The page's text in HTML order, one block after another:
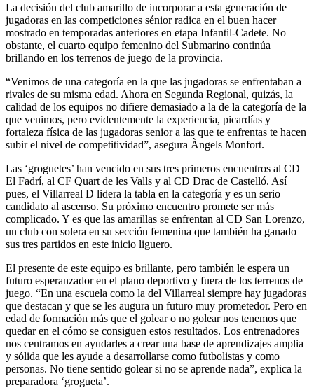
La decisión del club amarillo de incorporar a esta generación de
jugadoras en las competiciones sénior radica en el buen hacer
mostrado en temporadas anteriores en etapa Infantil-Cadete. No
obstante, el cuarto equipo femenino del Submarino continúa
brillando en los terrenos de juego de la provincia.
“Venimos de una categoría en la que las jugadoras se enfrentaban a
rivales de su misma edad. Ahora en Segunda Regional, quizás, la
calidad de los equipos no difiere demasiado a la de la categoría de la
que venimos, pero evidentemente la experiencia, picardías y
fortaleza física de las jugadoras senior a las que te enfrentas te hacen
subir el nivel de competitividad”, asegura Àngels Monfort.
Las ‘groguetes’ han vencido en sus tres primeros encuentros al CD
El Fadrí, al CF Quart de les Valls y al CD Drac de Castelló. Así
pues, el Villarreal D lidera la tabla en la categoría y es un serio
candidato al ascenso. Su próximo encuentro promete ser más
complicado. Y es que las amarillas se enfrentan al CD San Lorenzo,
un club con solera en su sección femenina que también ha ganado
sus tres partidos en este inicio liguero.
El presente de este equipo es brillante, pero también le espera un
futuro esperanzador en el plano deportivo y fuera de los terrenos de
juego. “En una escuela como la del Villarreal siempre hay jugadoras
que destacan y que se les augura un futuro muy prometedor. Pero en
edad de formación más que el golear o no golear nos tenemos que
quedar en el cómo se consiguen estos resultados. Los entrenadores
nos centramos en ayudarles a crear una base de aprendizajes amplia
y sólida que les ayude a desarrollarse como futbolistas y como
personas. No tiene sentido golear si no se aprende nada”, explica la
preparadora ‘grogueta’.